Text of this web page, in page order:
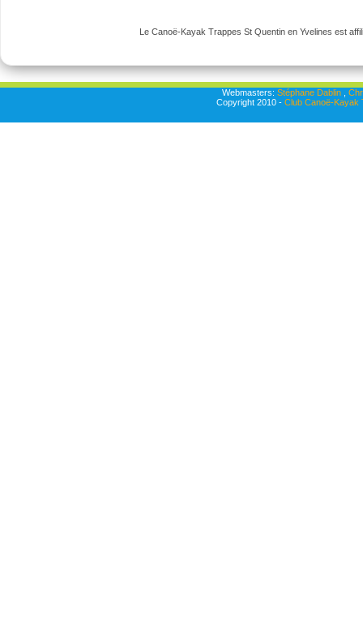
Le Canoë-Kayak Trappes St Quentin en Yvelines est
Webmasters: Stéphane Dablin,
Copyright 2010 - Club Canoë-Kayak